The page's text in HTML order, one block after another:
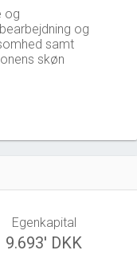
og
og
samt
skøn
Egenkapital
9.693' DKK